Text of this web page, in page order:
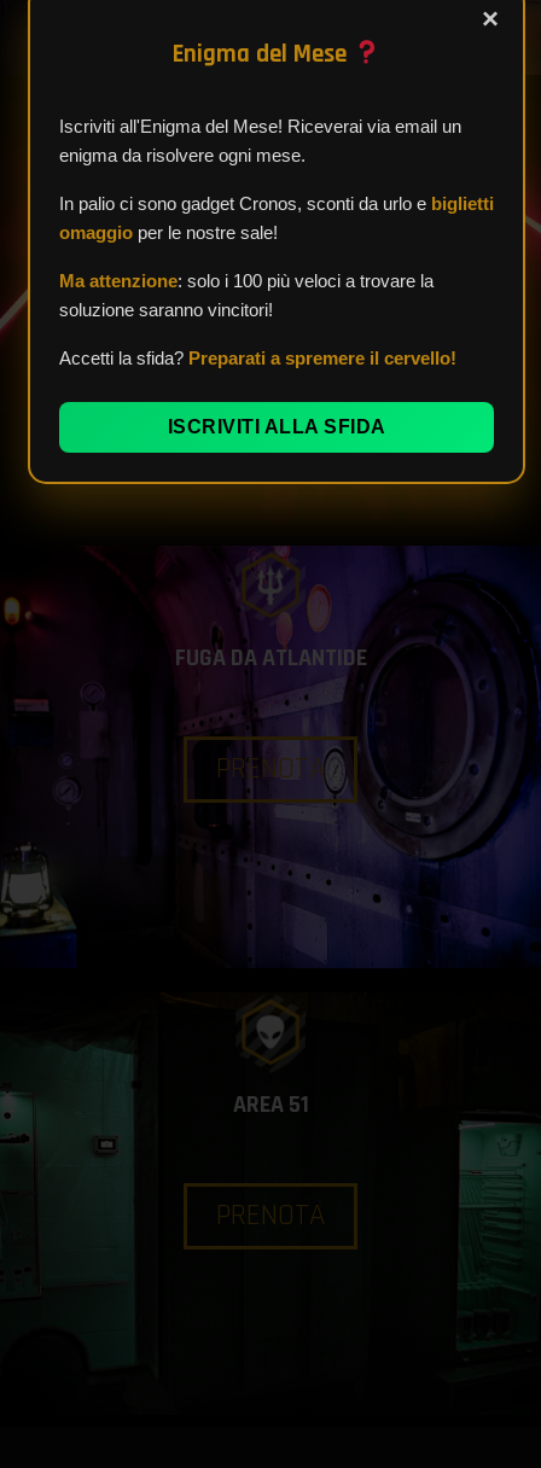
L'INFERNO DI DANTE
PRENOTA
FUGA DA ATLANTIDE
PRENOTA
AREA 51
PRENOTA
×
Enigma del Mese
Iscriviti all'Enigma del Mese! Riceverai via email un
enigma da risolvere ogni mese.
In palio ci sono gadget Cronos, sconti da urlo e biglietti
omaggioper le nostre sale!
Ma attenzione: solo i 100 più veloci a trovare la
soluzione saranno vincitori!
Accetti la sfida? Preparati a spremere il cervello!
ISCRIVITI ALLA SFIDA